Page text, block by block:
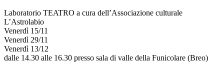
Laboratorio TEATRO a cura dell’Associazione culturale
L’Astrolabio
Venerdì 15/11
Venerdì 29/11
Venerdì 13/12
dalle 14.30 alle 16.30 presso sala di valle della Funicolare (Breo)